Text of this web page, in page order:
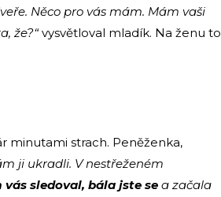
Něco pro vás mám. Mám vaši
že?“vysvětloval mladík. Na ženu to
minutami strach. Peněženka,
ji ukradli. V nestřeženém
vás sledoval, bála jste se a začala